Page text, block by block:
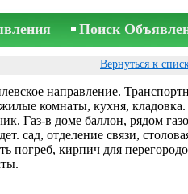
Поиск
Вернуться к
направление.
комнаты, кухня, кладовка.
Газ-в доме баллон, рядом
сад, отделение связи,
погреб, кирпич для